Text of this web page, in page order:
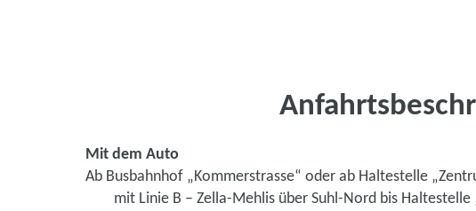
Mit dem Auto
Ab Busbahnhof „Kommerstrasse“ oder ab Haltestelle
mit Linie B – Zella-Mehlis über Suhl-Nord bis Haltestelle